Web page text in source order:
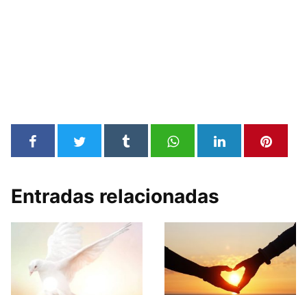
Entradas relacionadas